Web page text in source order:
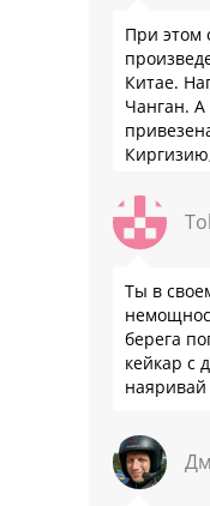
При этом
Китае.
Чанган. А
Ты в
берега
кейкар с
наяривай